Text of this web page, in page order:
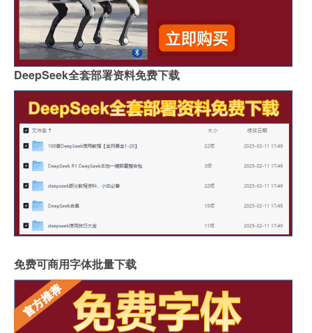
DeepSeek全套部署资料免费下载
免费可商用字体批量下载